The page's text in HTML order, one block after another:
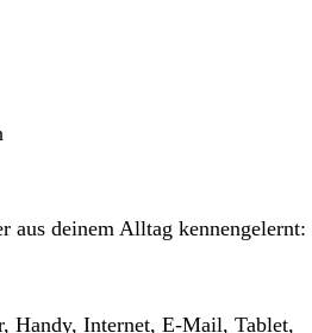
aus deinem Alltag kennengelernt:
Handy, Internet, E-Mail, Tablet,